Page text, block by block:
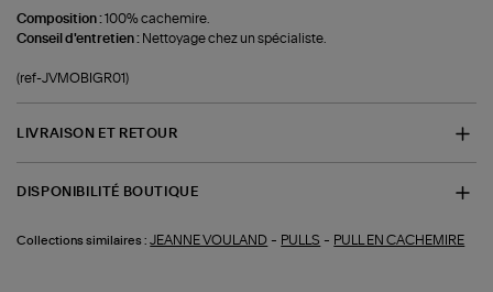
Composition :100% cachemire.
Conseil d'entretien : Nettoyage chez un spécialiste.
(ref-JVMOBIGR01)
LIVRAISON ET RETOUR
DISPONIBILITÉ BOUTIQUE
Collections similaires : JEANNE VOULAND - PULLS - PULL EN CACHEMIRE